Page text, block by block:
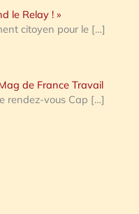
le Relay ! »
citoyen pour le […]
de France Travail
rendez-vous Cap […]